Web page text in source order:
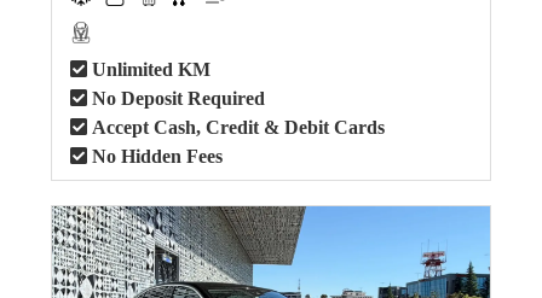
Unlimited KM
No Deposit Required
Accept Cash, Credit & Debit Cards
No Hidden Fees